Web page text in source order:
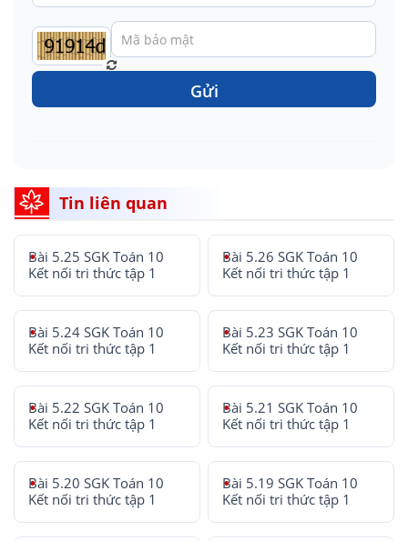
Gửi
Tin liên quan
Bài 5.25 SGK Toán 10
Kết nối tri thức tập 1
Bài 5.26 SGK Toán 10
Kết nối tri thức tập 1
Bài 5.24 SGK Toán 10
Kết nối tri thức tập 1
Bài 5.23 SGK Toán 10
Kết nối tri thức tập 1
Bài 5.22 SGK Toán 10
Kết nối tri thức tập 1
Bài 5.21 SGK Toán 10
Kết nối tri thức tập 1
Bài 5.20 SGK Toán 10
Kết nối tri thức tập 1
Bài 5.19 SGK Toán 10
Kết nối tri thức tập 1